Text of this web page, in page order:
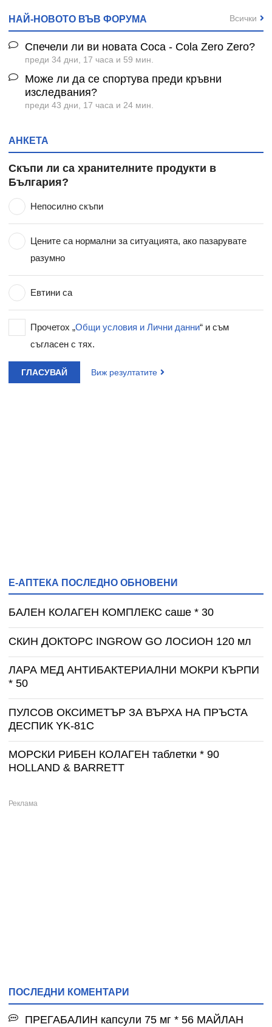
НАЙ-НОВОТО ВЪВ ФОРУМА
Спечели ли ви новата Coca - Cola Zero Zero?
преди 34 дни, 17 часа и 59 мин.
Може ли да се спортува преди кръвни
изследвания?
преди 43 дни, 17 часа и 24 мин.
Всички
АНКЕТА
Скъпи ли са хранителните продукти в
България?
Непосилно скъпи
Цените са нормални за ситуацията, ако пазарувате
разумно
Евтини са
Прочетох „Общи условия и Лични данни“ и съм
съгласен с тях.
ГЛАСУВАЙ Виж резултатите
Е-АПТЕКА ПОСЛЕДНО ОБНОВЕНИ
БАЛЕН КОЛАГЕН КОМПЛЕКС саше * 30
СКИН ДОКТОРС INGROW GO ЛОСИОН 120 мл
ЛАРА МЕД АНТИБАКТЕРИАЛНИ МОКРИ КЪРПИ
* 50
ПУЛСОВ ОКСИМЕТЪР ЗА ВЪРХА НА ПРЪСТА
ДЕСПИК YK-81C
МОРСКИ РИБЕН КОЛАГЕН таблетки * 90
HOLLAND & BARRETT
ПОСЛЕДНИ КОМЕНТАРИ
ПРЕГАБАЛИН капсули 75 мг * 56 МАЙЛАН